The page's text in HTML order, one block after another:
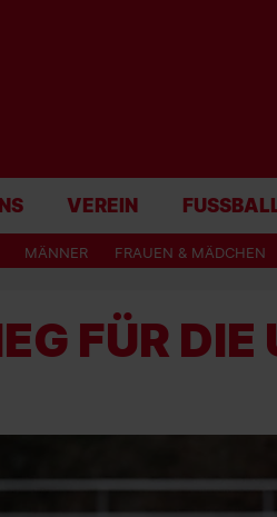
VEREIN
MÄNNER FRAUEN & MÄDCHEN
FÜR DIE